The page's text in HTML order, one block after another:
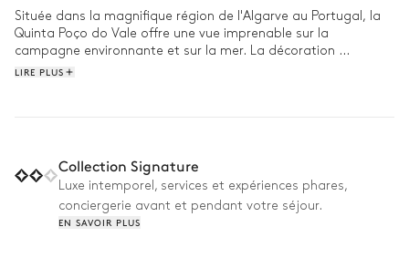
Située dans la magnifique région de l'Algarve au Portugal, la
Quinta Poço do Vale offre une vue imprenable sur la
campagne environnante et sur la mer. La décoration
intérieure est élégante et moderne, avec des touches de
asseyez vous à l'extérieur sous la pergola pour contempler les
oliviers centenaires environnants. Ensuite, faites un plongeon
dans la piscine scintillante, en alternant jeux aquatiques avec
vos enfants et bronzage sur un bain de soleil aux abords de la
LIRE PLUS
Collection Signature
Luxe intemporel, services et expériences phares,
conciergerie avant et pendant votre séjour.
EN SAVOIR PLUS